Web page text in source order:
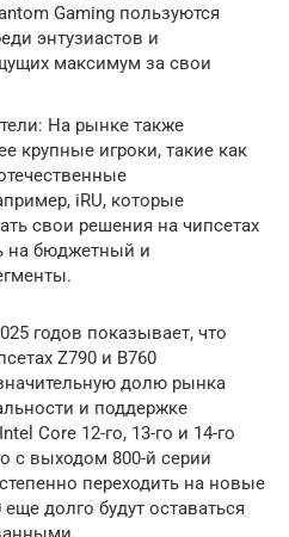
Gaming пользуются
энтузиастов и
максимум за свои
На рынке также
крупные игроки, такие как
iRU, которые
свои решения на чипсетах
на бюджетный и
годов показывает, что
Z790 и B760
долю рынка
и поддержке
Core 12-го, 13-го и 14-го
с выходом 800-й серии
переходить на новые
долго будут оставаться